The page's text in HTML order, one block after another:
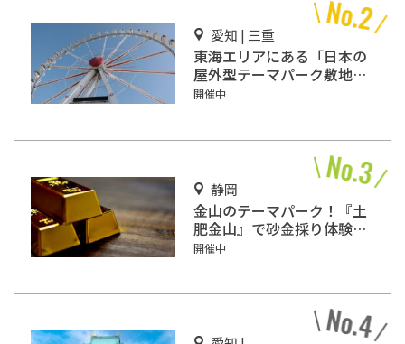
愛知 | 三重
東海エリアにある「日本の
屋外型テーマパーク敷地面
積ランキング」入りしてい
開催中
静岡
金山のテーマパーク！『土
肥金山』で砂金採り体験や
坑道観光を楽しもう♪
開催中